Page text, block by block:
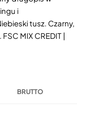
i
tusz. Czarny,
MIX CREDIT |
BRUTTO